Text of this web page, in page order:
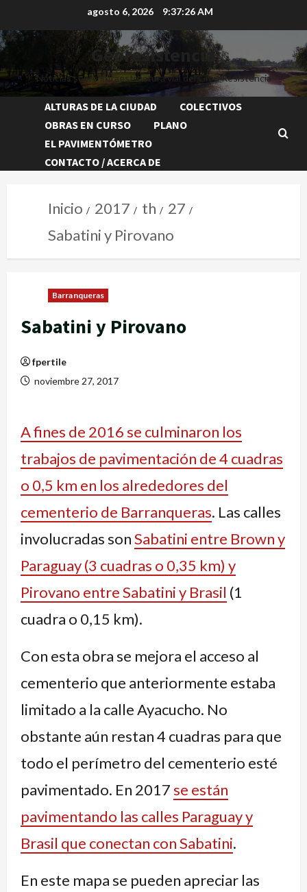
agosto 6, 2026 9:37:27 AM
Georesistencia
Noticias sobre infraestructura vial del Gran Resistencia
ALTURAS DE LA CIUDAD
COLECTIVOS
OBRAS EN CURSO
PLANO
EL PAVIMENTÓMETRO
CONTACTO / ACERCA DE
Inicio 2017 th
27
Sabatini y Pirovano
Barranqueras
Sabatini y Pirovano
fpertile
noviembre 27, 2017
A fines de 2016 se culminaron los
trabajos de pavimentación de 4 cuadras
o 0,5 km en los alrededores del
cementerio de Barranqueras. Las calles
involucradas sonSabatini entre Brown y
Paraguay (3 cuadras o 0,35 km) y
Pirovano entre Sabatini y Brasil (1
cuadra o 0,15 km).
Con esta obra se mejora el acceso al
cementerio que anteriormente estaba
limitado a la calle Ayacucho. No
obstante aún restan 4 cuadras para que
todo el perímetro del cementerio esté
pavimentado. En 2017 se están
pavimentando las calles Paraguay y
Brasil que conectan con Sabatini.
En este mapa se pueden apreciar las